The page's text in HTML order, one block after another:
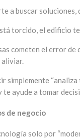
a buscar
torcido, el edificio
cometen el error
aliviar.
simplemente
te ayude a tomar
de negocio
solo por